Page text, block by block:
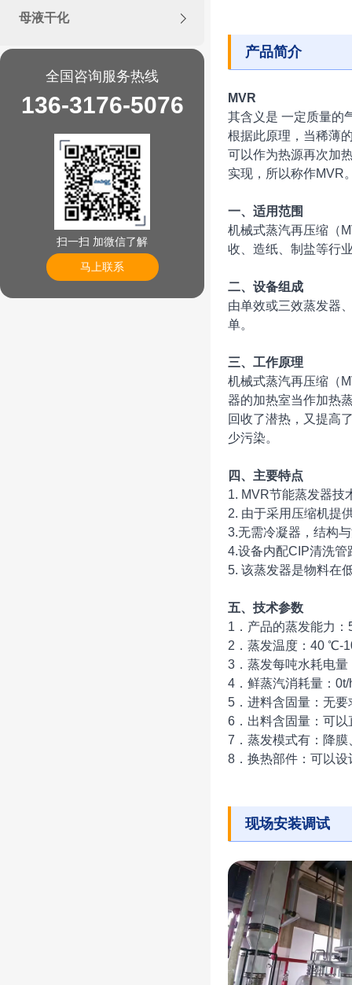
母液干化
全国咨询服务热线
136-3176-5076
扫一扫 加微信了解
马上联系
产品简介
MVR
其含义是 一定质量的
根据此原理，当稀薄
可以作为热源再次加
实现，所以称作MVR
一、适用范围
机械式蒸汽再压缩（
收、造纸、制盐等行
二、设备组成
由单效或三效蒸发器
单。
三、工作原理
机械式蒸汽再压缩（
器的加热室当作加热
回收了潜热，又提高
少污染。
四、主要特点
1. MVR节能蒸发器技
2. 由于采用压缩机提
3.无需冷凝器，结构
4.设备内配CIP清洗
5. 该蒸发器是物料在
五、技术参数
1．产品的蒸发能力：
2．蒸发温度：40 ℃-
3．蒸发每吨水耗电
4．鲜蒸汽消耗量：
5．进料含固量：无
6．出料含固量：可
7．蒸发模式有：降
8．换热部件：可以
现场安装调试